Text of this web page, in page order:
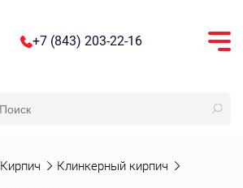
+7 (843) 203-22-16
Кирпич Клинкерный кирпич